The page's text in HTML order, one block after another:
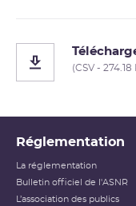
(CSV - 274.18
Réglementation
La réglementation
Bulletin officiel de l'ASNR
L’association des publics